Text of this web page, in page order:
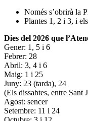
Només s’obrirà la
Plantes 1, 2 i 3, i
Dies del 2026 que
Gener: 1, 5 i 6
Febrer: 28
Abril: 3, 4 i 6
Maig: 1 i 25
Juny: 23 (tarda), 24
(Els dissabtes, entre Sant
Agost: sencer
Setembre: 11 i 24